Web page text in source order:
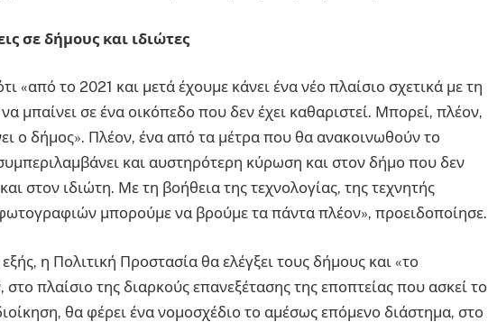
σε δήμους και ιδιώτες
«από το 2021 και μετά έχουμε κάνει ένα νέο πλαίσιο σχετικά με τη
μπαίνει σε ένα οικόπεδο που δεν έχει καθαριστεί. Μπορεί, πλέον,
ο δήμος». Πλέον, ένα από τα μέτρα που θα ανακοινωθούν το
και αυστηρότερη κύρωση και στον δήμο που δεν
στον ιδιώτη. Με τη βοήθεια της τεχνολογίας, της τεχνητής
μπορούμε να βρούμε τα πάντα πλέον», προειδοποίησε.
η Πολιτική Προστασία θα ελέγξει τους δήμους και «το
πλαίσιο της διαρκούς επανεξέτασης της εποπτείας που ασκεί το
θα φέρει ένα νομοσχέδιο το αμέσως επόμενο διάστημα, στο